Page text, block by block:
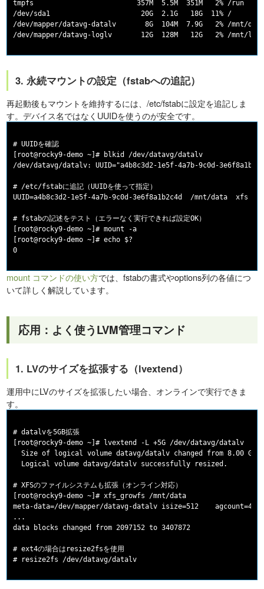
tmpfs                         357M  5.5M  351M   2% /run
/dev/sda1                      20G  2.1G   18G  11% /
/dev/mapper/datavg-datalv       8G  104M  7.9G   2% /mnt/
3. 永続マウントの設定（fstabへの追記）
再起動後もマウントを維持するには、/etc/fstabに設定を追記しま
す。デバイス名ではなくUUIDを使うのが安全です。
# UUIDを確認
[root@rocky9-demo ~]# blkid /dev/datavg/datalv
/dev/datavg/datalv: UUID="a4b8c3d2-1e5f-4a7b-9c0d-
# /etc/fstabに追記（UUIDを使って指定）
UUID=a4b8c3d2-1e5f-4a7b-9c0d-3e6f8a1b2c4d  /mnt/data  xfs
# fstabの記述をテスト（エラーなく実行できれば設定OK）
[root@rocky9-demo ~]# mount -a
[root@rocky9-demo ~]# echo $?
mount コマンドの使い方では、fstabの書式やoptions列の各値につ
いて詳しく解説しています。
応用：よく使うLVM管理コマンド
1. LVのサイズを拡張する（lvextend）
運用中にLVのサイズを拡張したい場合、オンラインで実行できま
す。
# datalvを5GB拡張
[root@rocky9-demo ~]# lvextend -L +5G /dev/datavg/datalv
Size of logical volume datavg/datalv changed from 8.00
  Logical volume datavg/datalv successfully resized.
# XFSのファイルシステムも拡張（オンライン対応）
[root@rocky9-demo ~]# xfs_growfs /mnt/data
meta-data=/dev/mapper/datavg-datalv isize=512    agcount=4,
...
data blocks changed from 2097152 to 3407872
# ext4の場合はresize2fsを使用